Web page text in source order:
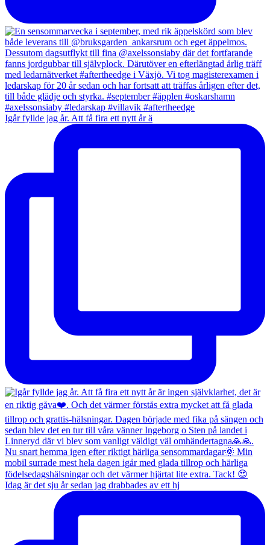
Igår fyllde jag år. Att få fira ett nytt år ä
Idag är det sju år sedan jag drabbades av ett hj